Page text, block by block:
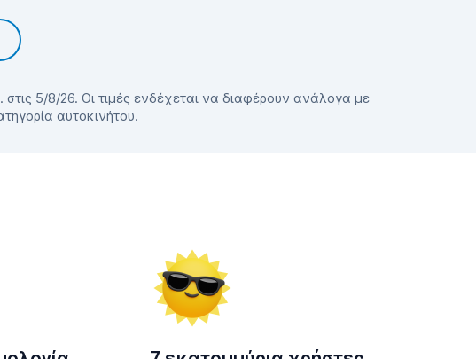
5/8/26. Οι τιμές ενδέχεται να διαφέρουν ανάλογα με
αυτοκινήτου.